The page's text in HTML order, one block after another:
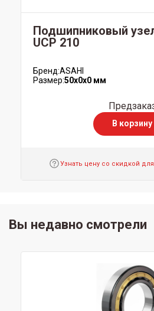
Подшипниковый
UCP 210
Бренд:ASAHI
Размер:50x0x0 мм
В корзину
Узнать цену со скидкой
Вы недавно смотрели